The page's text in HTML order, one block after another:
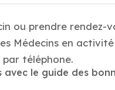
ou prendre rendez-
Médecins en
par téléphone.
avec le guide des